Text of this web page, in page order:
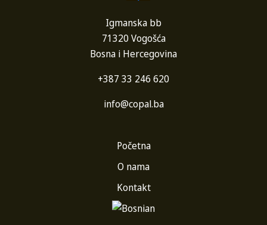
Igmanska bb
71320 Vogošća
Bosna i Hercegovina
+387 33 246 620
info@copal.ba
Početna
O nama
Kontakt